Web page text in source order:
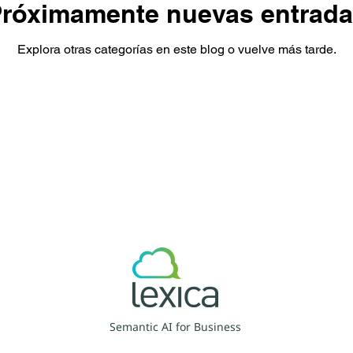
nuevas
Explora otras categorías en este blog o vuelve más tarde.
Semantic AI for Business